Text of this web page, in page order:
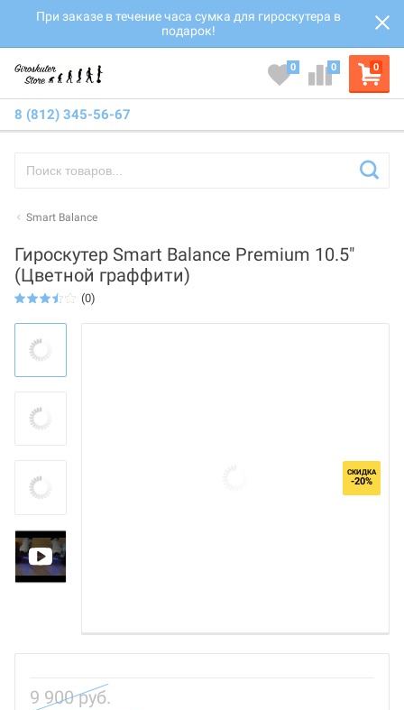
При заказе в течение часа сумка для гироскутера в
подарок!
0
0 0
8 (812) 345-56-67
Smart Balance
Гироскутер Smart Balance Premium 10.5"
(Цветной граффити)
(0)
СКИДКА
-20%
9 900 руб.